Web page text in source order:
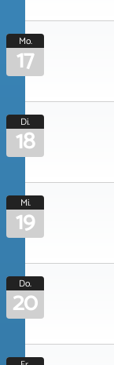
Mo.
17
Di.
18
Mi.
19
Do.
20